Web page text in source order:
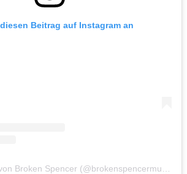
Beitrag auf Instagram an